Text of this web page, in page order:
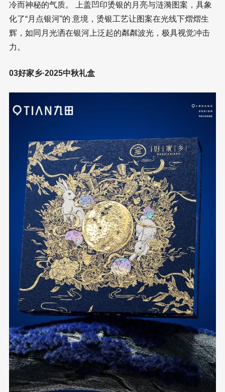
冷而神秘的气质。 上盖凹印烫银的月亮与涟漪图案，具象
化了“月点银河”的 意境，烫银工艺让图案在光线下熠熠生
辉，如同月光洒在银河上泛起的粼粼波光，极具视觉冲击
力。
03好家乡·2025中秋礼盒